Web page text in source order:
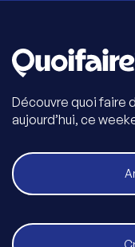
Découvre quoi faire
aujourd’hui, ce